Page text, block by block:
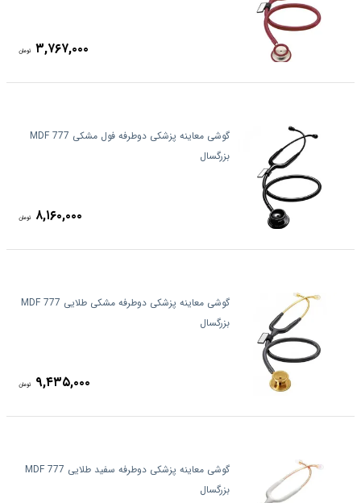
۳,۷۶۷,۰۰۰ تومان
گوشی معاینه پزشکی دوطرفه فول مشکی MDF 777
بزرگسال
۸,۱۶۰,۰۰۰ تومان
گوشی معاینه پزشکی دوطرفه مشکی طلایی MDF 777
بزرگسال
۹,۴۳۵,۰۰۰ تومان
گوشی معاینه پزشکی دوطرفه سفید طلایی MDF 777
بزرگسال